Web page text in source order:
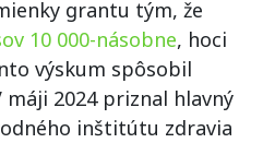
grantu tým, že
10 000-násobne, hoci
výskum spôsobil
máji 2024 priznal hlavný
inštitútu zdravia